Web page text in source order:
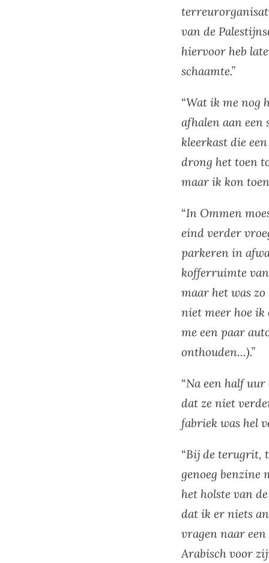
van de
hiervoor heb
schaamte.”
“Wat ik me nog
afhalen aan een
kleerkast die
drong het toen
maar ik kon
“In Ommen
eind verder
parkeren in
kofferruimte
maar het was
niet meer hoe ik
me een paar
onthouden…).”
“Na een half
dat ze niet
fabriek was hel
“Bij de terugrit,
genoeg
het holste van
dat ik er niets
vragen naar
Arabisch voor